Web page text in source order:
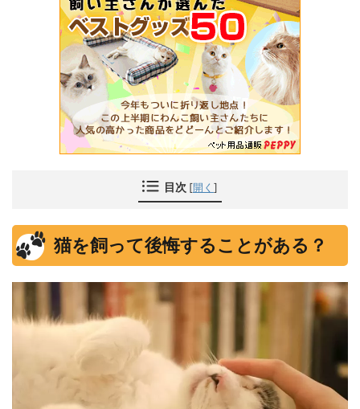
目次 [開く ]
猫を飼って後悔することがある？